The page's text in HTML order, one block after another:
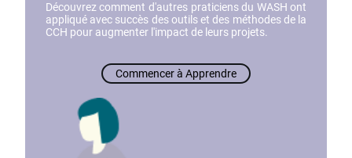
Découvrez comment d'autres praticiens du WASH ont
appliqué avec succès des outils et des méthodes de la
CCH pour augmenter l'impact de leurs projets.
Commencer à Apprendre